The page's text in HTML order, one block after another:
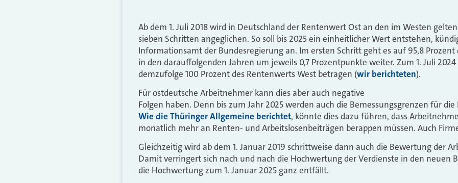
Ab dem 1. Juli 2018 wird in Deutschland der Rentenwert Ost an den im Westen
sieben Schritten angeglichen. So soll bis 2025 ein einheitlicher Wert entstehen,
Informationsamt der Bundesregierung an. Im ersten Schritt geht es auf 95,8 Prozent
in den darauffolgenden Jahren um jeweils 0,7 Prozentpunkte weiter. Zum 1. Juli
demzufolge 100 Prozent des Rentenwerts West betragen (wir berichteten).
Für ostdeutsche Arbeitnehmer kann dies aber auch negative
Folgen haben. Denn bis zum Jahr 2025 werden auch die Bemessungsgrenzen für
Wie die Thüringer Allgemeine berichtet, könnte dies dazu führen, dass
monatlich mehr an Renten- und Arbeitslosenbeiträgen berappen müssen. Auch
Gleichzeitig wird ab dem 1. Januar 2019 schrittweise dann auch die Bewertung der
Damit verringert sich nach und nach die Hochwertung der Verdienste in den neuen
die Hochwertung zum 1. Januar 2025 ganz entfällt.